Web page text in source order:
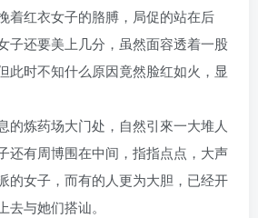
着红衣女子的胳膊，局促的站在后
子还要美上几分，虽然面容透着一股
此时不知什么原因竟然脸红如火，显
的炼药场大门处，自然引來一大堆人
还有周博围在中间，指指点点，大声
的女子，而有的人更为大胆，已经开
与她们搭讪。